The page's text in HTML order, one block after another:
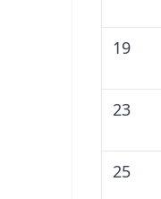
19
23
25